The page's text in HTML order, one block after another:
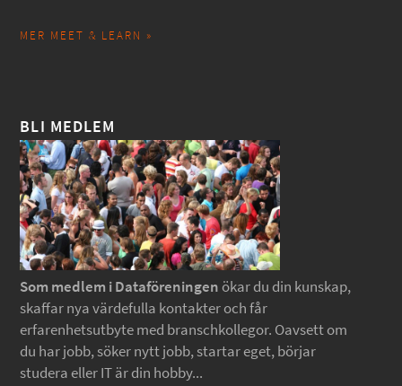
MER MEET & LEARN »
BLI MEDLEM
Som medlem i Dataföreningen ökar du din kunskap,
skaffar nya värdefulla kontakter och får
erfarenhetsutbyte med branschkollegor. Oavsett om
du har jobb, söker nytt jobb, startar eget, börjar
studera eller IT är din hobby...